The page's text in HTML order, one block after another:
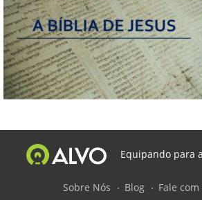
Equipando para
Sobre Nós Blog Fale